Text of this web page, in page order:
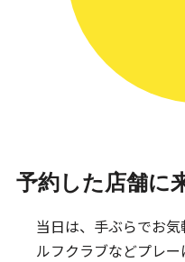
予約した店舗に
当日は、手ぶらでお気
ルフクラブなどプレ